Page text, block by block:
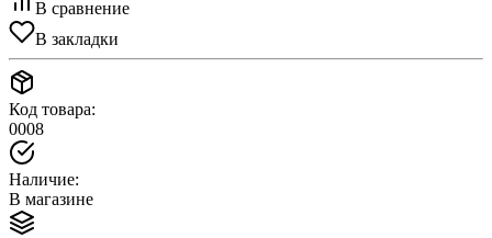
В сравнение
В закладки
Код товара:
0008
Наличие:
В магазине